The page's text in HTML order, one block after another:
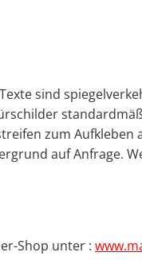
sind
zum Aufkleben
auf Anfrage.
Shop unter :